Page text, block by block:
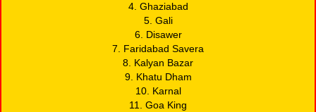
4. Ghaziabad
5. Gali
6. Disawer
7. Faridabad Savera
8. Kalyan Bazar
9. Khatu Dham
10. Karnal
11. Goa King